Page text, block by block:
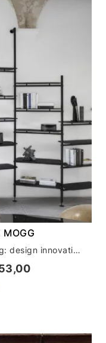
MOGG
Scopri la libreria Levante di Mogg: design innovativo per l'arredamento della tua casa